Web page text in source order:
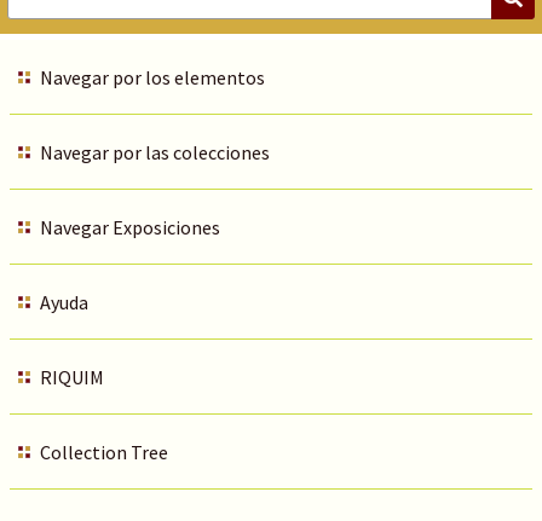
Navegar por los elementos
Navegar por las colecciones
Navegar Exposiciones
Ayuda
RIQUIM
Collection Tree